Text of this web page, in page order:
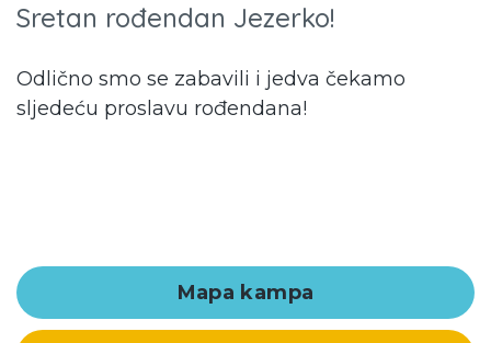
Sretan rođendan Jezerko!
Odlično smo se zabavili i jedva čekamo
sljedeću proslavu rođendana!
Mapa kampa